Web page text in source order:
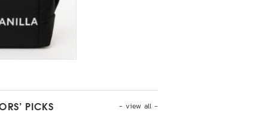
- view all -
PICKS